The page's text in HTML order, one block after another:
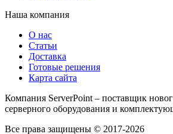
Наша компания
О нас
Статьи
Доставка
Готовые решения
Карта сайта
Компания ServerPoint – поставщик
серверного оборудования и
Все права защищены © 2017-2026